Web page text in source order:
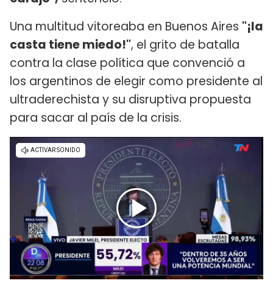
Una multitud vitoreaba en Buenos Aires "¡la
casta tiene miedo!", el grito de batalla
contra la clase política que convenció a
los argentinos de elegir como presidente al
ultraderechista y su disruptiva propuesta
para sacar al país de la crisis.